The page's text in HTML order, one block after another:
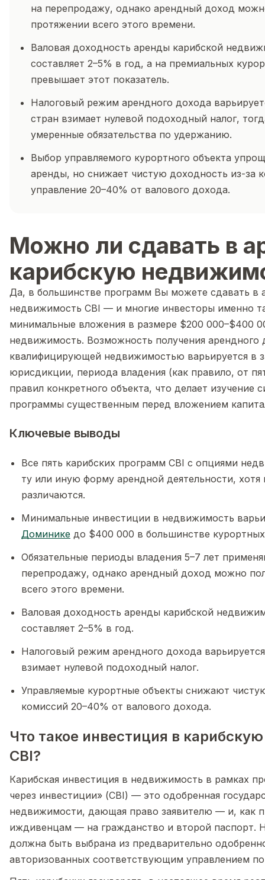
на перепродажу, однако арендный доход
протяжении всего этого времени.
Валовая доходность аренды карибской
составляет 2–5% в год, а на премиальных
превышает этот показатель.
Налоговый режим арендного дохода
стран взимает нулевой подоходный налог,
умеренные обязательства по удержанию.
Выбор управляемого курортного объекта
аренды, но снижает чистую доходность из-за
управление 20–40% от валового дохода.
Можно ли сдавать в
карибскую
Да, в большинстве программ Вы можете сдавать в
недвижимость CBI — и многие инвесторы именно
минимальные вложения в размере $200 000–$400
недвижимость. Возможность получения арендного
квалифицирующей недвижимостью варьируется в
юрисдикции, периода владения (как правило, от
правил конкретного объекта, что делает
программы существенным перед вложением
Ключевые выводы
Все пять карибских программ CBI с опциями
ту или иную форму арендной деятельности, хотя
различаются.
Минимальные инвестиции в недвижимость
Доминике до $400 000 в большинстве
Обязательные периоды владения 5–7 лет
перепродажу, однако арендный доход можно
всего этого времени.
Валовая доходность аренды карибской
составляет 2–5% в год.
Налоговый режим арендного дохода
взимает нулевой подоходный налог.
Управляемые курортные объекты снижают
комиссий 20–40% от валового дохода.
Что такое инвестиция в
CBI?
Карибская инвестиция в недвижимость в рамках
через инвестиции» (CBI) — это одобренная
недвижимости, дающая право заявителю — и, как
иждивенцам — на гражданство и второй паспорт.
должна быть выбрана из предварительно
авторизованных соответствующим управлением